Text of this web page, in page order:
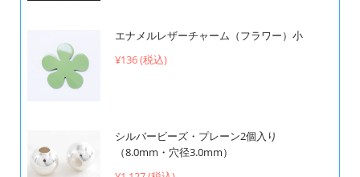
エナメルレザーチャーム（フラワー）小
¥136 (税込)
シルバービーズ・プレーン2個入り
（8.0mm・穴径3.0mm）